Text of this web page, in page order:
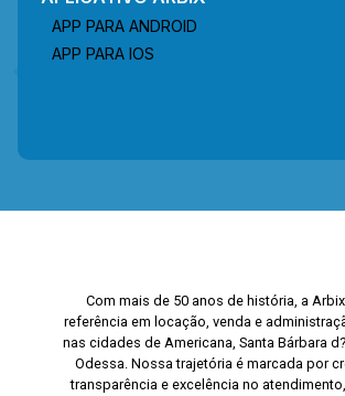
APP PARA ANDROID
APP PARA IOS
Com mais de 50 anos de história, a
referência em locação, venda e
nas cidades de Americana, Santa Bárbara
Odessa. Nossa trajetória é marcada por
transparência e excelência no